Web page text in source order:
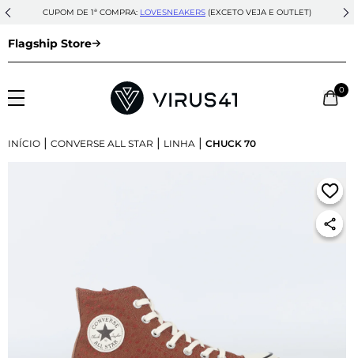
CUPOM DE 1ª COMPRA: LOVESNEAKERS (EXCETO VEJA E OUTLET)
Flagship Store
0
INÍCIO | CONVERSE ALL STAR | LINHA | CHUCK 70